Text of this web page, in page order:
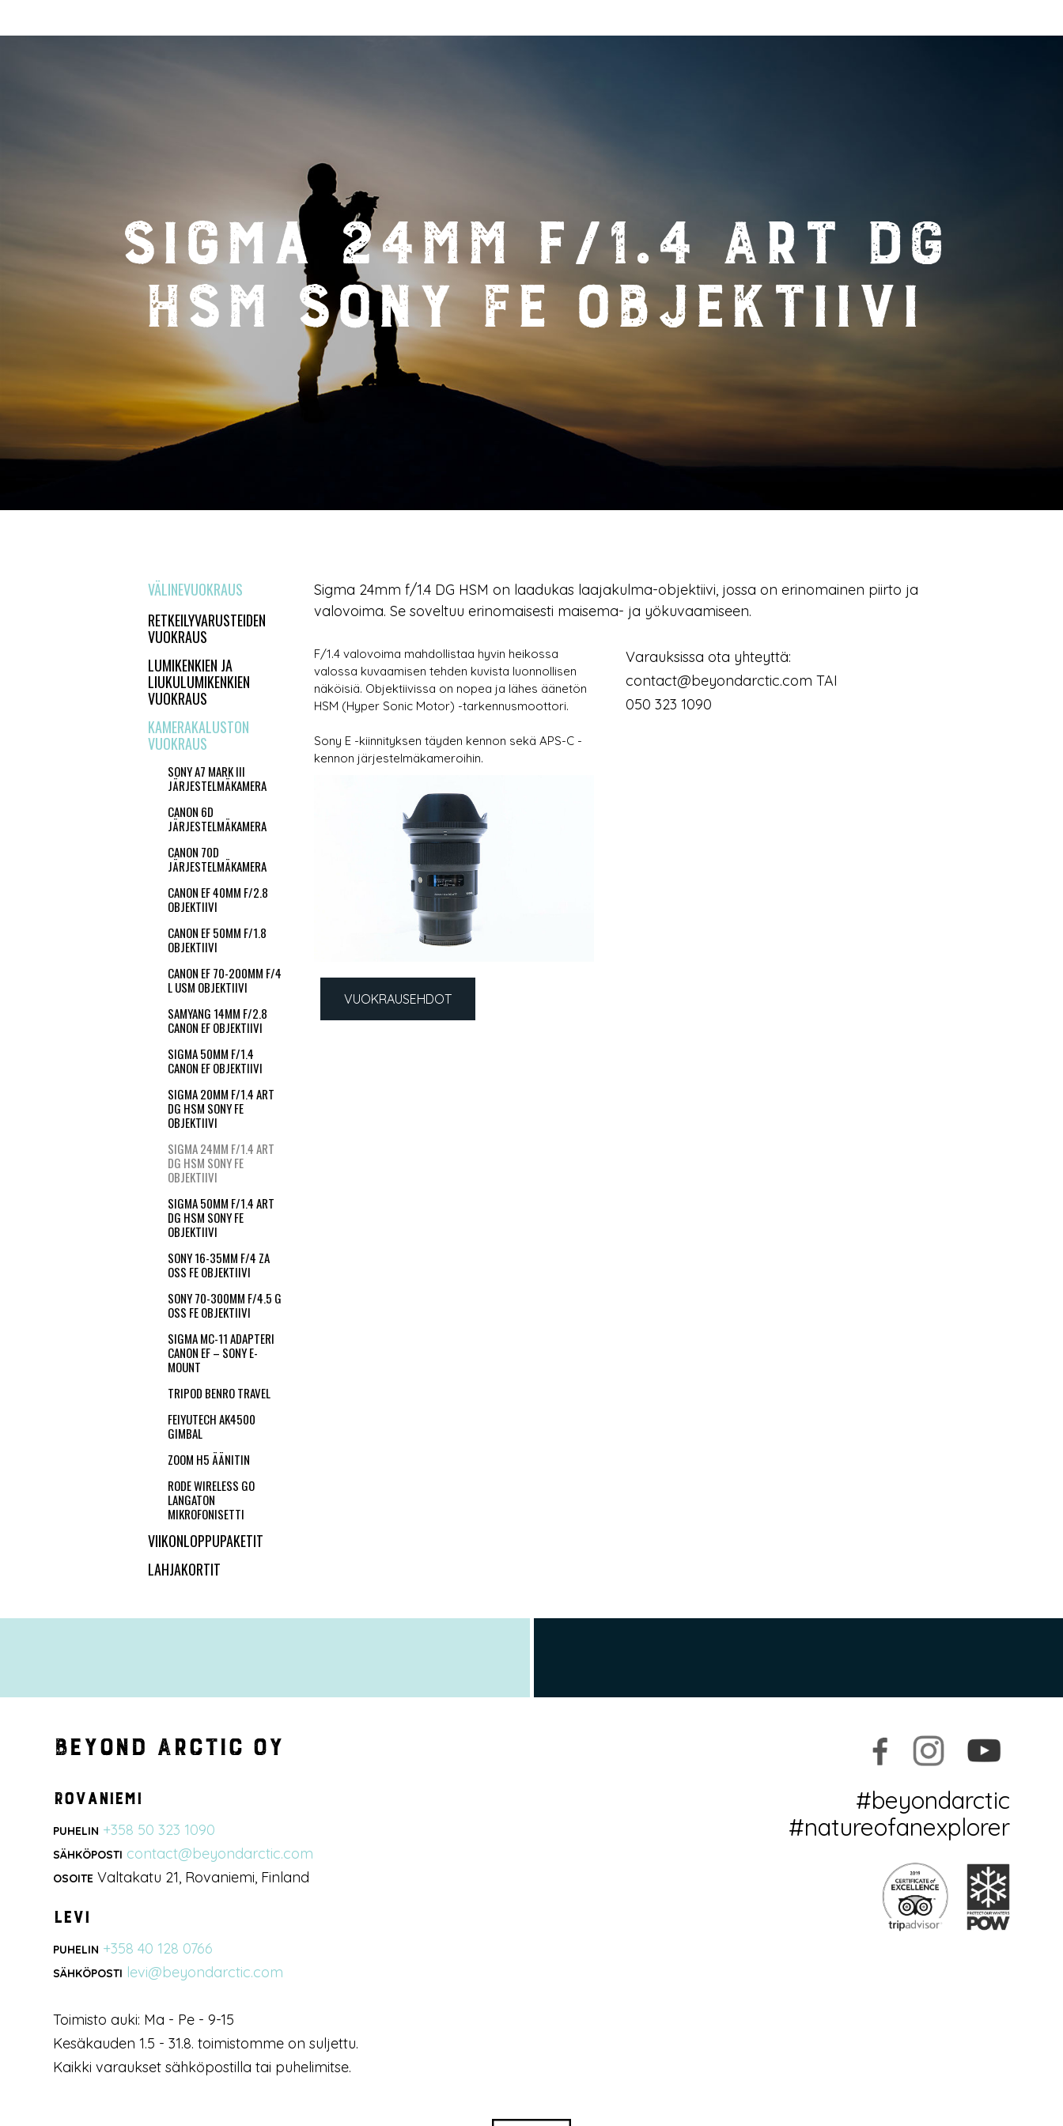
Sigma 24MM f/1.4 Art DG
HSM Sony FE objektiivi
VÄLINEVUOKRAUS
RETKEILYVARUSTEIDEN
VUOKRAUS
LUMIKENKIEN JA
LIUKULUMIKENKIEN
VUOKRAUS
KAMERAKALUSTON
VUOKRAUS
SONY A7 MARK III
JÄRJESTELMÄKAMERA
CANON 6D
JÄRJESTELMÄKAMERA
CANON 70D
JÄRJESTELMÄKAMERA
CANON EF 40MM F/2.8
OBJEKTIIVI
CANON EF 50MM F/1.8
OBJEKTIIVI
CANON EF 70-200MM F/4
L USM OBJEKTIIVI
SAMYANG 14MM F/2.8
CANON EF OBJEKTIIVI
SIGMA 50MM F/1.4
CANON EF OBJEKTIIVI
SIGMA 20MM F/1.4 ART
DG HSM SONY FE
OBJEKTIIVI
SIGMA 24MM F/1.4 ART
DG HSM SONY FE
OBJEKTIIVI
SIGMA 50MM F/1.4 ART
DG HSM SONY FE
OBJEKTIIVI
SONY 16-35MM F/4 ZA
OSS FE OBJEKTIIVI
SONY 70-300MM F/4.5 G
OSS FE OBJEKTIIVI
SIGMA MC-11 ADAPTERI
CANON EF – SONY E-
MOUNT
TRIPOD BENRO TRAVEL
FEIYUTECH AK4500
GIMBAL
ZOOM H5 ÄÄNITIN
RODE WIRELESS GO
LANGATON
MIKROFONISETTI
VIIKONLOPPUPAKETIT
LAHJAKORTIT
Sigma 24mm f/1.4 DG HSM on laadukas laajakulma-objektiivi, jossa on erinomainen piirto ja
valovoima. Se soveltuu erinomaisesti maisema- ja yökuvaamiseen.
F/1.4 valovoima mahdollistaa hyvin heikossa
valossa kuvaamisen tehden kuvista luonnollisen
näköisiä. Objektiivissa on nopea ja lähes äänetön
HSM (Hyper Sonic Motor) -tarkennusmoottori.
Sony E -kiinnityksen täyden kennon sekä APS-C -
kennon järjestelmäkameroihin.
VUOKRAUSEHDOT
Varauksissa ota yhteyttä:
contact@beyondarctic.com TAI
050 323 1090
Beyond Arctic Oy
Rovaniemi
PUHELIN +358 50 323 1090
SÄHKÖPOSTI contact@beyondarctic.com
OSOITE Valtakatu 21, Rovaniemi, Finland
Levi
PUHELIN +358 40 128 0766
SÄHKÖPOSTI levi@beyondarctic.com
Toimisto auki: Ma - Pe - 9-15
Kesäkauden 1.5 - 31.8. toimistomme on suljettu.
Kaikki varaukset sähköpostilla tai puhelimitse.
#beyondarctic
#natureofanexplorer